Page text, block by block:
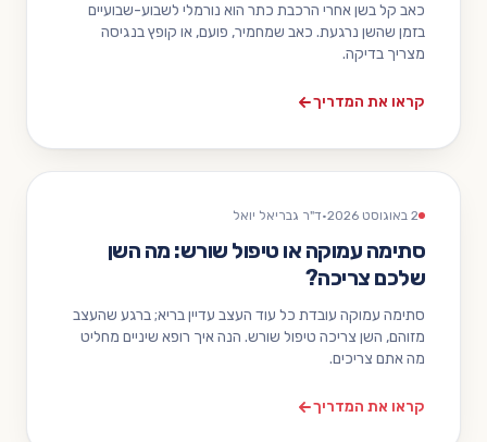
כאב קל בשן אחרי הרכבת כתר הוא נורמלי לשבוע-שבועיים
בזמן שהשן נרגעת. כאב שמחמיר, פועם, או קופץ בנגיסה
מצריך בדיקה.
קראו את המדריך
2 באוגוסט 2026 ·ד"ר גבריאל יואל
סתימה עמוקה או טיפול שורש: מה השן
שלכם צריכה?
סתימה עמוקה עובדת כל עוד העצב עדיין בריא; ברגע שהעצב
מזוהם, השן צריכה טיפול שורש. הנה איך רופא שיניים מחליט
מה אתם צריכים.
קראו את המדריך